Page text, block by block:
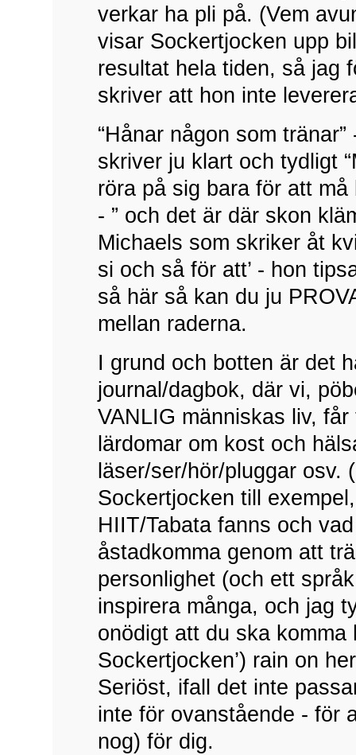
verkar ha pli på. (Vem
visar Sockertjocken upp
resultat hela tiden, så jag
skriver att hon inte
“Hånar någon som
skriver ju klart och tydligt
röra på sig bara för att
- ” och det är där skon
Michaels som skriker åt
si och så för att’ - hon
så här så kan du ju
mellan raderna.
I grund och botten är det
journal/dagbok, där vi,
VANLIG människas liv,
lärdomar om kost och
läser/ser/hör/pluggar osv.
Sockertjocken till
HIIT/Tabata fanns och
åstadkomma genom att
personlighet (och ett
inspirera många, och jag
onödigt att du ska komma
Sockertjocken’) rain on
Seriöst, ifall det inte
inte för ovanstående - för
nog) för dig.